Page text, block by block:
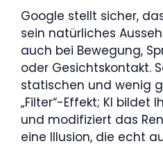
Google stellt sicher,
sein natürliches
auch bei Bewegung,
oder Gesichtskontakt.
statischen und wenig
„Filter“-Effekt; KI bildet
und modifiziert das
eine Illusion, die echt